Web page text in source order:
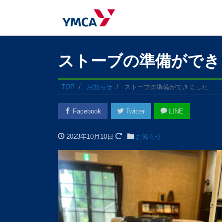
ストーブの準備がで
TOP お知らせ ストーブの準備ができました
Facebook Twitter LINE
2023年10月10日 お知らせ